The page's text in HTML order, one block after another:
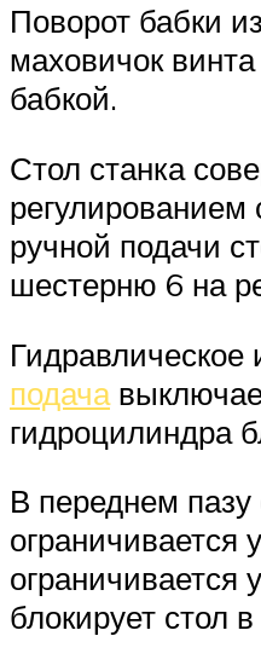
Поворот бабки
маховичок
бабкой.
Стол станка
ручной подачи
шестерню 6 на
подача
гидроцилиндра
В переднем
блокирует стол